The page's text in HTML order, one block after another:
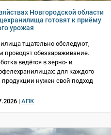
Новгородской области
готовят к приёму
урожая
тщательно обследуют,
проводят обеззараживание.
ведётся в зерно- и
для каждого
продукции нужен свой подход
| АПК